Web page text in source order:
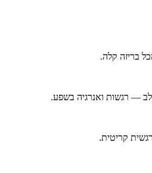
בריזה קלה.
— רגשות ואנרגיה בשפע.
קריטית.